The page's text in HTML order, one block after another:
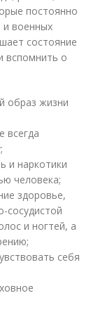
постоянно
и военных
состояние
вспомнить о
образ жизни
всегда
и наркотики
человека;
здоровье,
сосудистой
и ногтей, а
себя